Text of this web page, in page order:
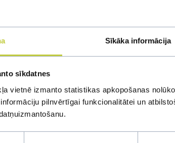
Sīkāka informācija
sīkdatnes
vietnē izmanto statistikas apkopošanas
pilnvērtīgai funkcionalitātei un
любой вопрос